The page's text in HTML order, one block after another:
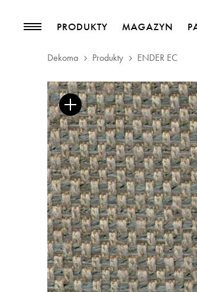
PRODUKTY MAGAZYN
PRODUKTY
Kolekcje
Tkaniny meblowe
Tkaniny zasłonowe
Pasmanteria
Tapety
Skóry
Akcesoria
Blog
REALIZACJE
Kulturalne
Dekoma Produkty ENDER EC